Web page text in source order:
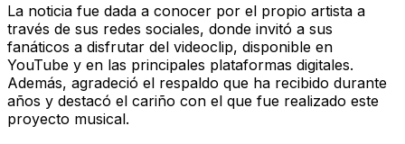
La noticia fue dada a conocer por el propio artista a
través de sus redes sociales, donde invitó a sus
fanáticos a disfrutar del videoclip, disponible en
YouTube y en las principales plataformas digitales.
Además, agradeció el respaldo que ha recibido durante
años y destacó el cariño con el que fue realizado este
proyecto musical.